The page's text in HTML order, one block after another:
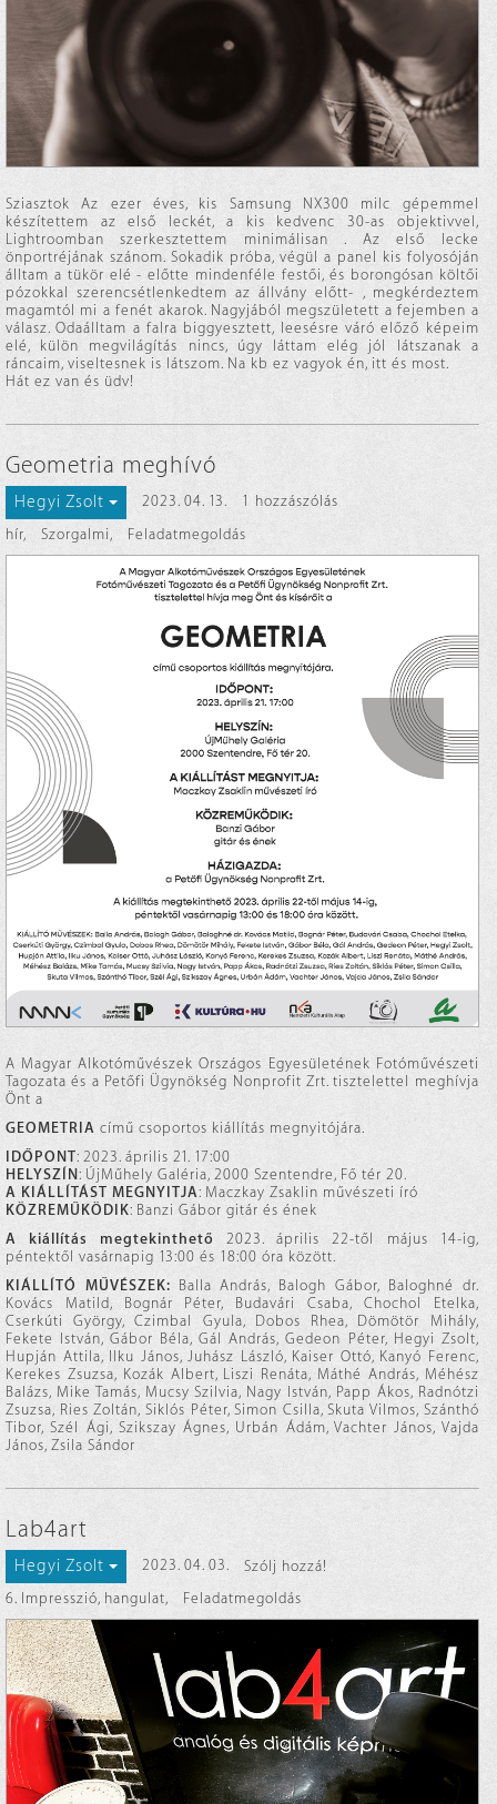
Sziasztok Az ezer éves, kis Samsung NX300 milc gépemmel
készítettem az első leckét, a kis kedvenc 30-as objektivvel,
Lightroomban szerkesztettem minimálisan . Az első lecke
önportréjának szánom. Sokadik próba, végül a panel kis folyosóján
álltam a tükör elé - előtte mindenféle festői, és borongósan költői
pózokkal szerencsétlenkedtem az állvány előtt- , megkérdeztem
magamtól mi a fenét akarok. Nagyjából megszületett a fejemben a
válasz. Odaálltam a falra biggyesztett, leesésre váró előző képeim
elé, külön megvilágítás nincs, úgy láttam elég jól látszanak a
ráncaim, viseltesnek is látszom. Na kb ez vagyok én, itt és most.
Hát ez van és üdv!
Geometria meghívó
Hegyi Zsolt 2023. 04. 13.
1 hozzászólás
hír, Szorgalmi , Feladatmegoldás
A Magyar Alkotóművészek Országos Egyesületének Fotóművészeti
Tagozata és a Petőfi Ügynökség Nonprofit Zrt. tisztelettel meghívja
Önt a
GEOMETRIA című csoportos kiállítás megnyitójára.
IDŐPONT: 2023. április 21. 17:00
HELYSZÍN : ÚjMűhely Galéria, 2000 Szentendre, Fő tér 20.
A KIÁLLÍTÁST MEGNYITJA: Maczkay Zsaklin művészeti író
KÖZREMŰKÖDIK: Banzi Gábor gitár és ének
A kiállítás megtekinthető 2023. április 22-től május 14-ig,
péntektől vasárnapig 13:00 és 18:00 óra között.
KIÁLLÍTÓ MŰVÉSZEK:
Balla András, Balogh Gábor, Baloghné dr.
Kovács Matild, Bognár Péter, Budavári Csaba, Chochol Etelka,
Cserkúti György, Czimbal Gyula, Dobos Rhea, Dömötör Mihály,
Fekete István, Gábor Béla, Gál András, Gedeon Péter, Hegyi Zsolt,
Hupján Attila, Ilku János, Juhász László, Kaiser Ottó, Kanyó Ferenc,
Kerekes Zsuzsa, Kozák Albert, Liszi Renáta, Máthé András, Méhész
Balázs, Mike Tamás, Mucsy Szilvia, Nagy István, Papp Ákos, Radnótzi
Zsuzsa, Ries Zoltán, Siklós Péter, Simon Csilla, Skuta Vilmos, Szánthó
Tibor, Szél Ági, Szikszay Ágnes, Urbán Ádám, Vachter János, Vajda
János, Zsila Sándor
Lab4art
Hegyi Zsolt 2023. 04. 03.
Szólj hozzá!
6. Impresszió, hangulat, Feladatmegoldás